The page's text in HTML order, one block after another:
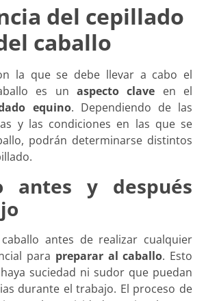
del cepillado
caballo
la que se debe llevar a cabo el
es un aspecto clave en el
equino. Dependiendo de las
y las condiciones en las que se
podrán determinarse distintos
antes y después
antes de realizar cualquier
para preparar al caballo. Esto
suciedad ni sudor que puedan
durante el trabajo. El proceso de